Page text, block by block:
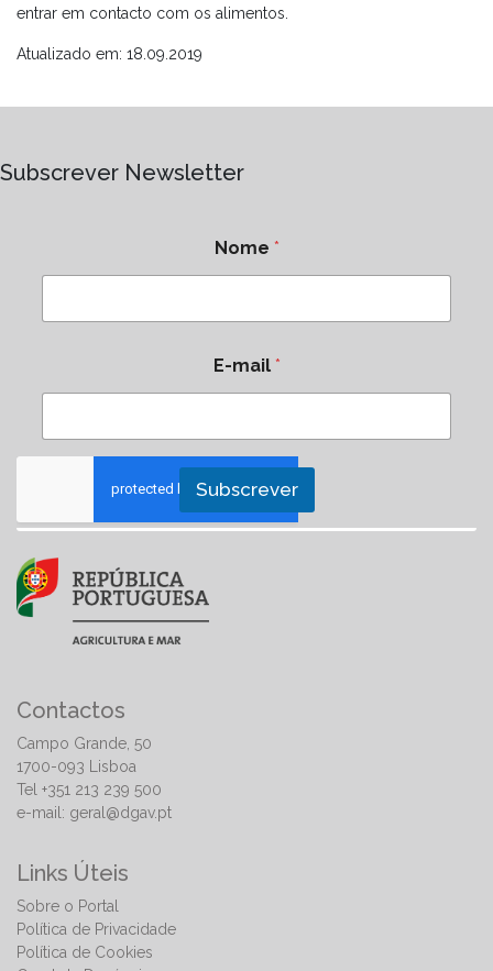
entrar em contacto com os alimentos.
Atualizado em: 18.09.2019
Subscrever Newsletter
Nome *
E-mail *
Subscrever
Contactos
Campo Grande, 50
1700-093 Lisboa
Tel +351 213 239 500
e-mail: geral@dgav.pt
Links Úteis
Sobre o Portal
Política de Privacidade
Política de Cookies